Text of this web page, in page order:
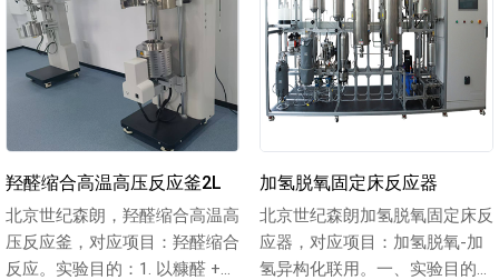
羟醛缩合高温高压反应釜2L
北京世纪森朗，羟醛缩合高温高
压反应釜，对应项目：羟醛缩合
反应。实验目的：1. 以糠醛 +
加氢脱氧固定床反应器
北京世纪森朗加氢脱氧固定床反
应器，对应项目：加氢脱氧-加
氢异构化联用。一、实验目的：